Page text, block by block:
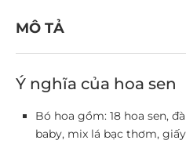
MÔ TẢ
Ý nghĩa của hoa sen
Bó hoa gồm: 18 hoa sen,
baby, mix lá bạc thơm,